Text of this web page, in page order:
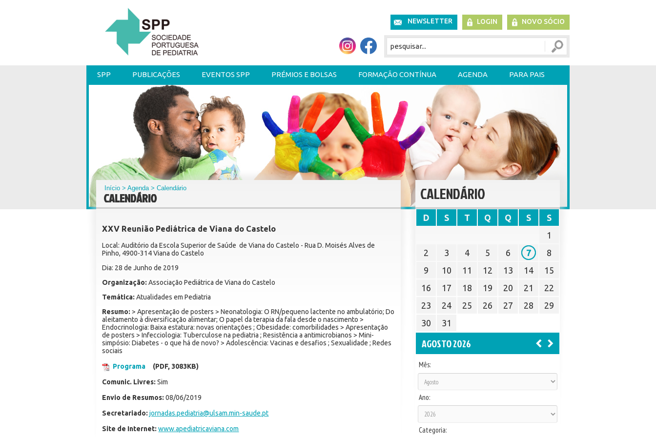
NEWSLETTER LOGIN NOVO SÓCIO
SPP PUBLICAÇÕES EVENTOS SPP PRÉMIOS E BOLSAS FORMAÇÃO CONTÍNUA AGENDA PARA PAIS
Início >Agenda> Calendário
CALENDÁRIO
XXV Reunião Pediátrica de Viana do Castelo
Local: Auditório da Escola Superior de Saúde de Viana do Castelo - Rua D. Moisés Alves de
Pinho, 4900-314 Viana do Castelo
Dia: 28 de Junho de 2019
Organização: Associação Pediátrica de Viana do Castelo
Temática: Atualidades em Pediatria
Resumo: > Apresentação de posters > Neonatologia: O RN/pequeno lactente no ambulatório; Do
aleitamento à diversificação alimentar; O papel da terapia da fala desde o nascimento >
Endocrinologia: Baixa estatura: novas orientações ; Obesidade: comorbilidades > Apresentação
de posters > Infecciologia: Tuberculose na pediatria ; Resistência a antimicrobianos > Mini-
simpósio: Diabetes - o que há de novo? > Adolescência: Vacinas e desafios ; Sexualidade ; Redes
sociais
Programa
(PDF, 3083KB)
Comunic. Livres: Sim
Envio de Resumos: 08/06/2019
Secretariado: jornadas.pediatria@ulsam.min-saude.pt
Site de Internet: www.apediatricaviana.com
CALENDÁRIO
D S T Q Q S
S
1
2
3 4 5 6 7
8
9
10 11 12 13 14
15
16
17 18 19 20 21
22
23
24 25 26 27 28
29
30
31
AGOSTO 2026
Mês:
Ano:
Categoria: